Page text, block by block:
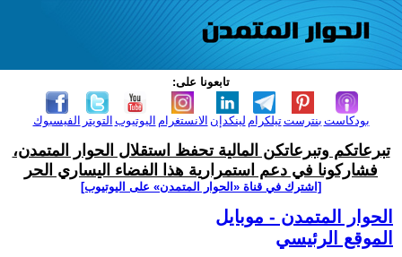
تابعونا على:
الفيسبوك التويتر اليوتيوب الانستغرام لينكدإن تيلكرامبنترست بودكاست
تبرعاتكم وتبرعاتكن المالية تحفظ استقلال الحوار المتمدن،
فشاركونا في دعم استمرارية هذا الفضاء اليساري الحر
[اشترك في قناة ‫«الحوار المتمدن» على اليوتيوب]
الحوار المتمدن - موبايل
الموقع الرئيسي